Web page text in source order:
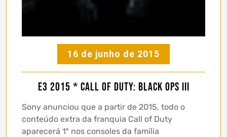
16 de junho de 2015
E3 2015 * Call of Duty: Black Ops III
Sony anunciou que a partir de 2015, todo o
conteúdo extra da franquia Call of Duty
aparecerá 1º nos consoles da família